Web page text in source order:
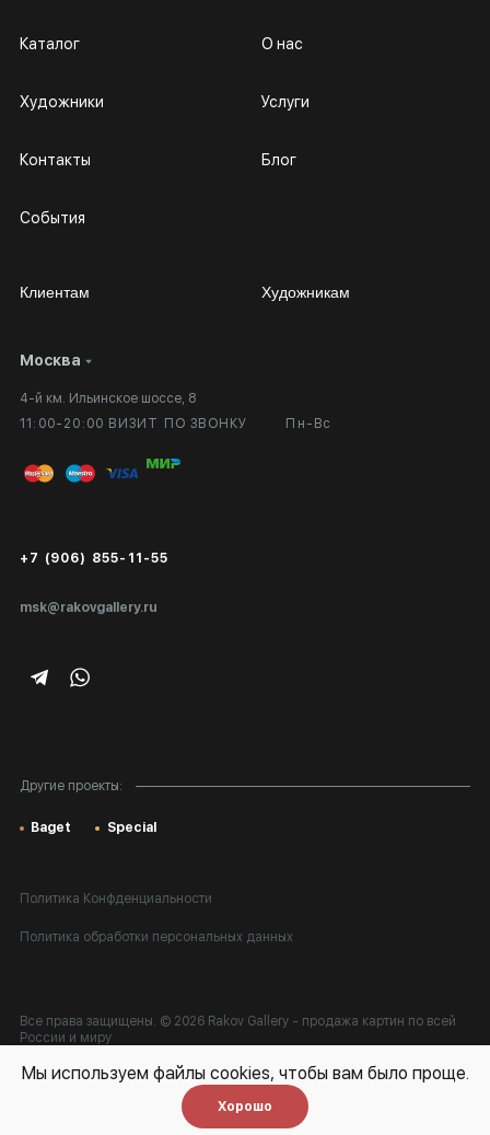
Москва
4-й км. Ильинское шоссе, 8
11:00-20:00 ВИЗИТ ПО ЗВОНКУ
Пн-Вс
msk@rakovgallery.ru
+7 (906) 855-11-55
Каталог
Художники
Контакты
События
О нас
Услуги
Блог
Другие проекты:
Baget Special
Клиентам
Личный кабинет
Вопросы и ответы
Публичная оферта
Экспертиза/Вывоз за границу
Подарочные сертификаты
Художникам
Сотрудничество
Выставка в галерее
Политика Конфденциальности
Политика обработки персональных данных
Все права защищены. © 2026 Rakov Gallery - продажа картин по всей
России и миру
Мы используем файлы cookies, чтобы вам было проще.
Хорошо